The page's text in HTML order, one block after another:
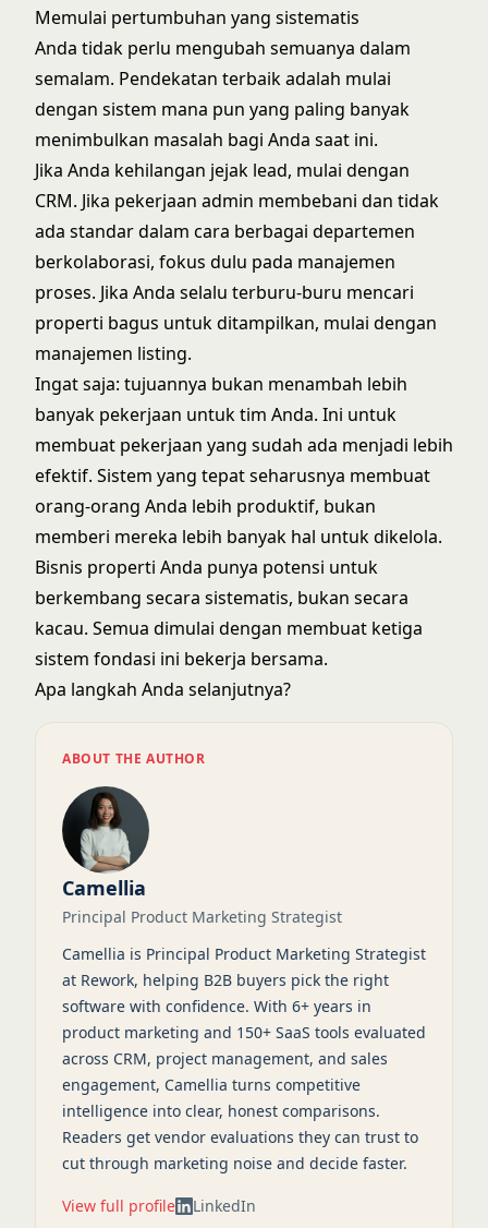
Memulai pertumbuhan yang sistematis
Anda tidak perlu mengubah semuanya dalam
semalam. Pendekatan terbaik adalah mulai
dengan sistem mana pun yang paling banyak
menimbulkan masalah bagi Anda saat ini.
Jika Anda kehilangan jejak lead, mulai dengan
CRM. Jika pekerjaan admin membebani dan tidak
ada standar dalam cara berbagai departemen
berkolaborasi, fokus dulu pada manajemen
proses. Jika Anda selalu terburu-buru mencari
properti bagus untuk ditampilkan, mulai dengan
manajemen listing.
Ingat saja: tujuannya bukan menambah lebih
banyak pekerjaan untuk tim Anda. Ini untuk
membuat pekerjaan yang sudah ada menjadi lebih
efektif. Sistem yang tepat seharusnya membuat
orang-orang Anda lebih produktif, bukan
memberi mereka lebih banyak hal untuk dikelola.
Bisnis properti Anda punya potensi untuk
berkembang secara sistematis, bukan secara
kacau. Semua dimulai dengan membuat ketiga
sistem fondasi ini bekerja bersama.
Apa langkah Anda selanjutnya?
ABOUT THE AUTHOR
Camellia
Principal Product Marketing Strategist
Camellia is Principal Product Marketing Strategist
at Rework, helping B2B buyers pick the right
software with confidence. With 6+ years in
product marketing and 150+ SaaS tools evaluated
across CRM, project management, and sales
engagement, Camellia turns competitive
intelligence into clear, honest comparisons.
Readers get vendor evaluations they can trust to
cut through marketing noise and decide faster.
View full profile LinkedIn